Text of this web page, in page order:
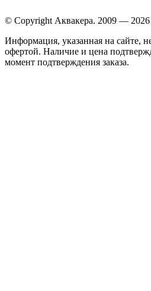
© Copyright Аквакера. 2009 — 2026
Информация, указанная на сайте,
офертой. Наличие и цена
момент подтверждения заказа.